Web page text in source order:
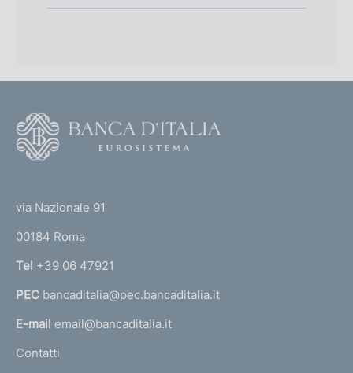
o
o
n
i
m
e
n
t
o
r
n
a
l
'
via Nazionale 91
00184 Roma
Tel +39 06 47921
PEC bancaditalia@pec.bancaditalia.it
E-mail email@bancaditalia.it
Contatti